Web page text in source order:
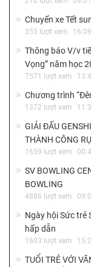
Chuyến xe Tết
355 lượt xem
Thông báo V/v
Vọng” năm học
7571 lượt xem
Chương trình
1372 lượt xem
GIẢI ĐẤU
THÀNH CÔNG
1659 lượt xem
SV BOWLING
BOWLING
4886 lượt xem
Ngày hội Sức trẻ
hấp dẫn
1603 lượt xem
TUỔI TRẺ VỚI